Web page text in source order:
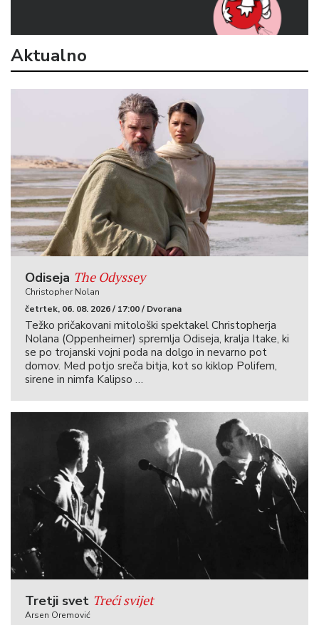
Aktualno
Odiseja The Odyssey
Christopher Nolan
četrtek, 06. 08. 2026 / 17:00 / Dvorana
Težko pričakovani mitološki spektakel Christopherja
Nolana (Oppenheimer) spremlja Odiseja, kralja Itake, ki
se po trojanski vojni poda na dolgo in nevarno pot
domov. Med potjo sreča bitja, kot so kiklop Polifem,
sirene in nimfa Kalipso …
Tretji svet Treći svijet
Arsen Oremović